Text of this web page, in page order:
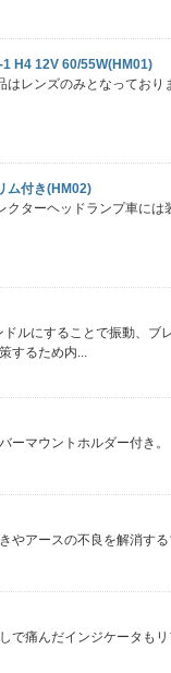
H4 12V 60/55W(HM01)
レンズのみとなっており
ム付き(HM02)
ターヘッドランプ車には
ルにすることで振動、ブ
するため内...
ーマウントホルダー付き。
やアースの不良を解消す
で痛んだインジケータもリ